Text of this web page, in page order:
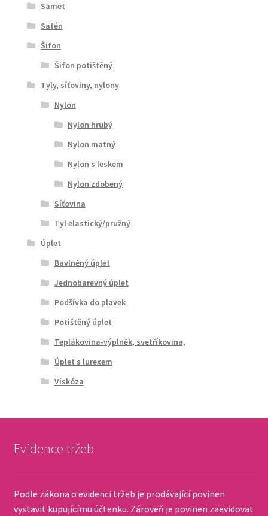
Samet
Satén
Šifon
Šifon potištěný
Tyly, síťoviny, nylony
Nylon
Nylon hrubý
Nylon matný
Nylon s leskem
Nylon zdobený
Síťovina
Tyl elastický/pružný
Úplet
Bavlněný úplet
Jednobarevný úplet
Podšívka do plavek
Potištěný úplet
Teplákovina-výplněk, svetříkovina,
Úplet s lurexem
Viskóza
Evidence tržeb
Podle zákona o evidenci tržeb je prodávající povinen
vystavit kupujícímu účtenku. Zároveň je povinen zaevidovat